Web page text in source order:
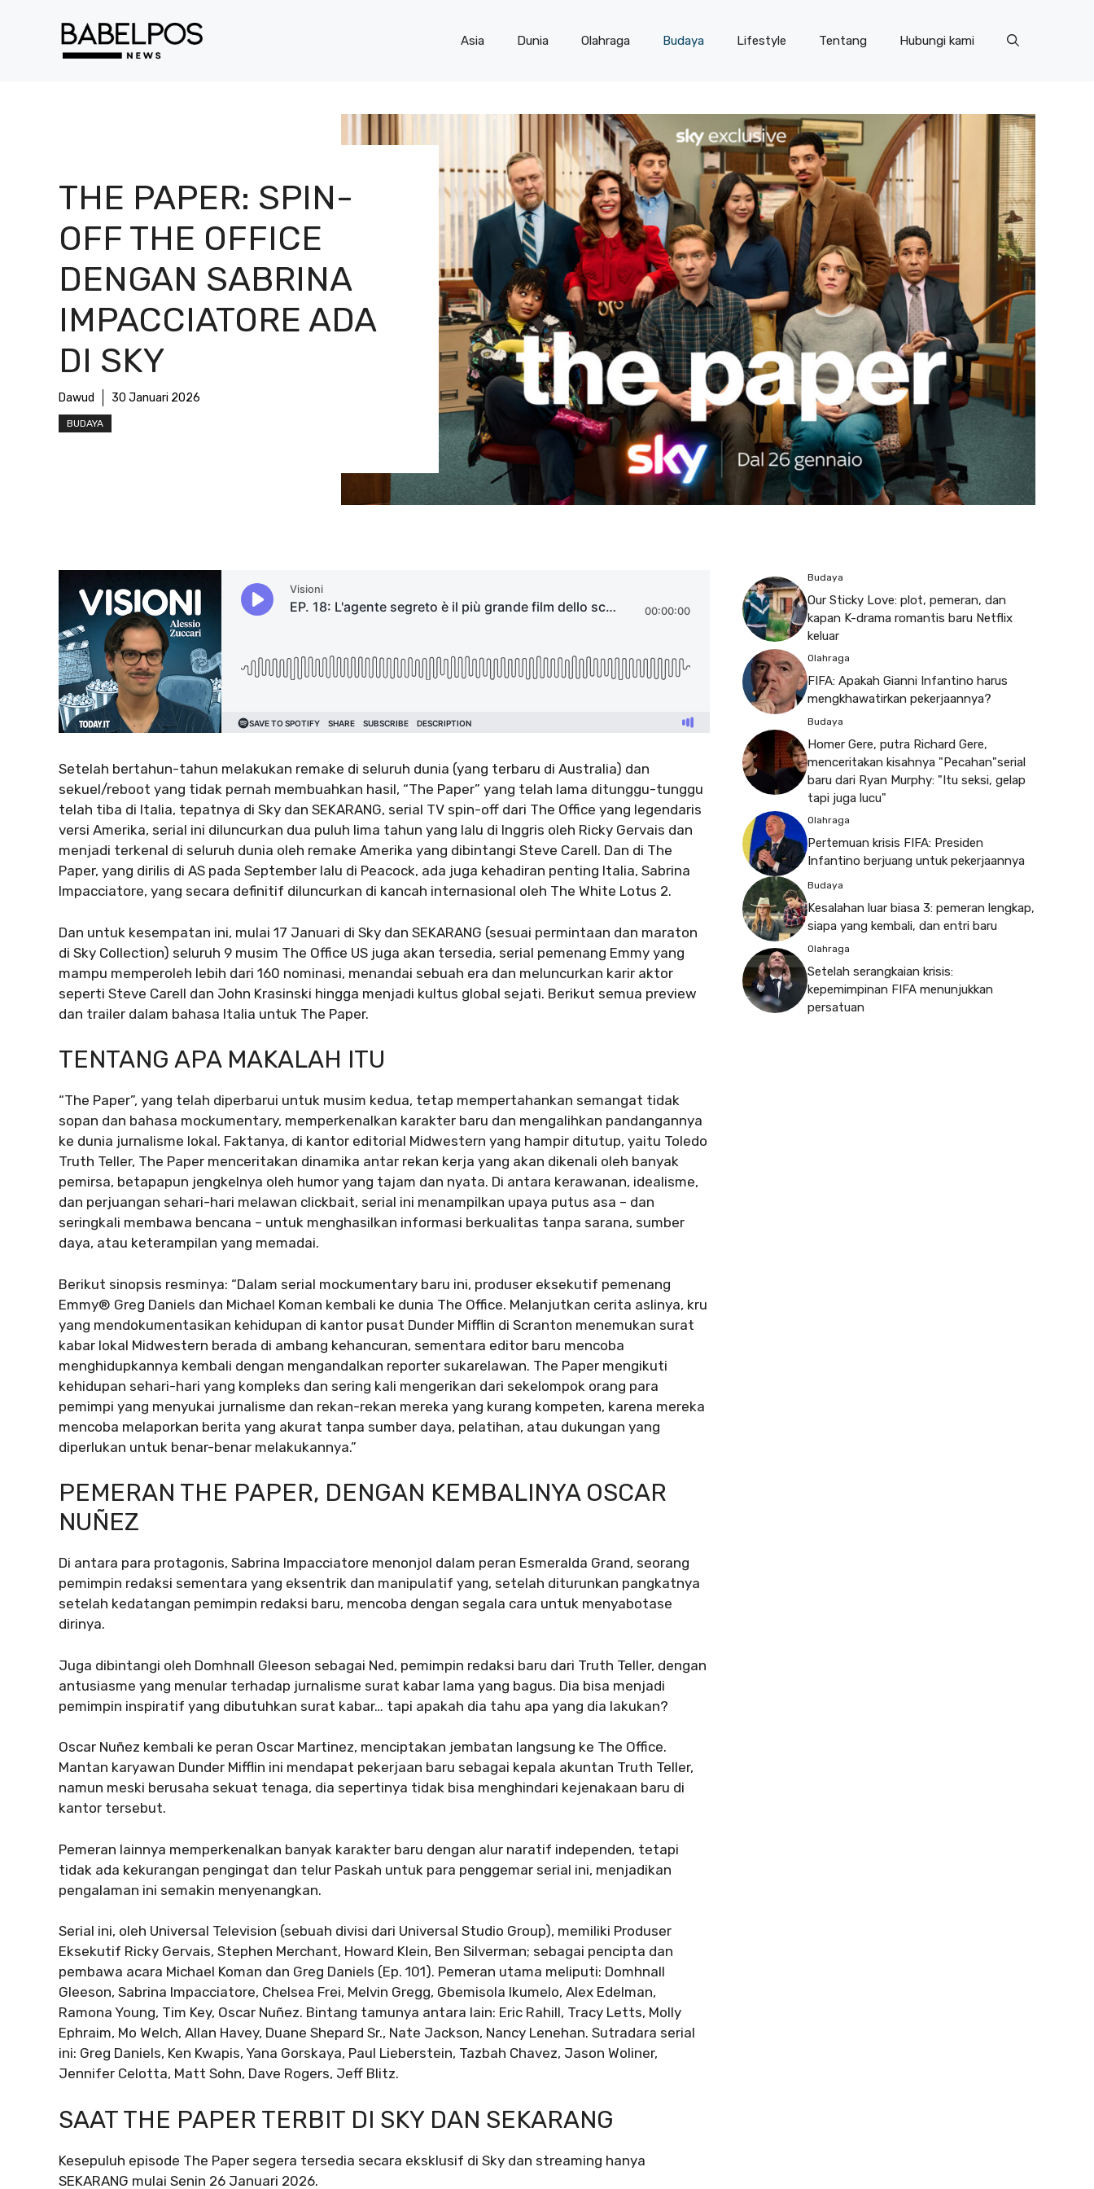
Asia Dunia Olahraga Budaya Lifestyle Tentang Hubungi kami
THE PAPER: SPIN-
OFF THE OFFICE
DENGAN SABRINA
IMPACCIATORE ADA
DI SKY
Dawud 30 Januari 2026
BUDAYA
Setelah bertahun-tahun melakukan remake di seluruh dunia (yang terbaru di Australia) dan
sekuel/reboot yang tidak pernah membuahkan hasil, “The Paper” yang telah lama ditunggu-tunggu
telah tiba di Italia, tepatnya di Sky dan SEKARANG, serial TV spin-off dari The Office yang legendaris
versi Amerika, serial ini diluncurkan dua puluh lima tahun yang lalu di Inggris oleh Ricky Gervais dan
menjadi terkenal di seluruh dunia oleh remake Amerika yang dibintangi Steve Carell. Dan di The
Paper, yang dirilis di AS pada September lalu di Peacock, ada juga kehadiran penting Italia, Sabrina
Impacciatore, yang secara definitif diluncurkan di kancah internasional oleh The White Lotus 2.
Dan untuk kesempatan ini, mulai 17 Januari di Sky dan SEKARANG (sesuai permintaan dan maraton
di Sky Collection) seluruh 9 musim The Office US juga akan tersedia, serial pemenang Emmy yang
mampu memperoleh lebih dari 160 nominasi, menandai sebuah era dan meluncurkan karir aktor
seperti Steve Carell dan John Krasinski hingga menjadi kultus global sejati. Berikut semua preview
dan trailer dalam bahasa Italia untuk The Paper.
TENTANG APA MAKALAH ITU
“The Paper”, yang telah diperbarui untuk musim kedua, tetap mempertahankan semangat tidak
sopan dan bahasa mockumentary, memperkenalkan karakter baru dan mengalihkan pandangannya
ke dunia jurnalisme lokal. Faktanya, di kantor editorial Midwestern yang hampir ditutup, yaitu Toledo
Truth Teller, The Paper menceritakan dinamika antar rekan kerja yang akan dikenali oleh banyak
pemirsa, betapapun jengkelnya oleh humor yang tajam dan nyata. Di antara kerawanan, idealisme,
dan perjuangan sehari-hari melawan clickbait, serial ini menampilkan upaya putus asa – dan
seringkali membawa bencana – untuk menghasilkan informasi berkualitas tanpa sarana, sumber
daya, atau keterampilan yang memadai.
Berikut sinopsis resminya: “Dalam serial mockumentary baru ini, produser eksekutif pemenang
Emmy® Greg Daniels dan Michael Koman kembali ke dunia The Office. Melanjutkan cerita aslinya, kru
yang mendokumentasikan kehidupan di kantor pusat Dunder Mifflin di Scranton menemukan surat
kabar lokal Midwestern berada di ambang kehancuran, sementara editor baru mencoba
menghidupkannya kembali dengan mengandalkan reporter sukarelawan. The Paper mengikuti
kehidupan sehari-hari yang kompleks dan sering kali mengerikan dari sekelompok orang para
pemimpi yang menyukai jurnalisme dan rekan-rekan mereka yang kurang kompeten, karena mereka
mencoba melaporkan berita yang akurat tanpa sumber daya, pelatihan, atau dukungan yang
diperlukan untuk benar-benar melakukannya.”
PEMERAN THE PAPER, DENGAN KEMBALINYA OSCAR
NUÑEZ
Di antara para protagonis, Sabrina Impacciatore menonjol dalam peran Esmeralda Grand, seorang
pemimpin redaksi sementara yang eksentrik dan manipulatif yang, setelah diturunkan pangkatnya
setelah kedatangan pemimpin redaksi baru, mencoba dengan segala cara untuk menyabotase
dirinya.
Juga dibintangi oleh Domhnall Gleeson sebagai Ned, pemimpin redaksi baru dari Truth Teller, dengan
antusiasme yang menular terhadap jurnalisme surat kabar lama yang bagus. Dia bisa menjadi
pemimpin inspiratif yang dibutuhkan surat kabar… tapi apakah dia tahu apa yang dia lakukan?
Oscar Nuñez kembali ke peran Oscar Martinez, menciptakan jembatan langsung ke The Office.
Mantan karyawan Dunder Mifflin ini mendapat pekerjaan baru sebagai kepala akuntan Truth Teller,
namun meski berusaha sekuat tenaga, dia sepertinya tidak bisa menghindari kejenakaan baru di
kantor tersebut.
Pemeran lainnya memperkenalkan banyak karakter baru dengan alur naratif independen, tetapi
tidak ada kekurangan pengingat dan telur Paskah untuk para penggemar serial ini, menjadikan
pengalaman ini semakin menyenangkan.
Serial ini, oleh Universal Television (sebuah divisi dari Universal Studio Group), memiliki Produser
Eksekutif Ricky Gervais, Stephen Merchant, Howard Klein, Ben Silverman; sebagai pencipta dan
pembawa acara Michael Koman dan Greg Daniels (Ep. 101). Pemeran utama meliputi: Domhnall
Gleeson, Sabrina Impacciatore, Chelsea Frei, Melvin Gregg, Gbemisola Ikumelo, Alex Edelman,
Ramona Young, Tim Key, Oscar Nuñez. Bintang tamunya antara lain: Eric Rahill, Tracy Letts, Molly
Ephraim, Mo Welch, Allan Havey, Duane Shepard Sr., Nate Jackson, Nancy Lenehan. Sutradara serial
ini: Greg Daniels, Ken Kwapis, Yana Gorskaya, Paul Lieberstein, Tazbah Chavez, Jason Woliner,
Jennifer Celotta, Matt Sohn, Dave Rogers, Jeff Blitz.
SAAT THE PAPER TERBIT DI SKY DAN SEKARANG
Kesepuluh episode The Paper segera tersedia secara eksklusif di Sky dan streaming hanya
SEKARANG mulai Senin 26 Januari 2026.
Budaya
Our Sticky Love: plot, pemeran, dan
kapan K-drama romantis baru Netflix
keluar
Olahraga
FIFA: Apakah Gianni Infantino harus
mengkhawatirkan pekerjaannya?
Budaya
Homer Gere, putra Richard Gere,
menceritakan kisahnya "Pecahan"serial
baru dari Ryan Murphy: "Itu seksi, gelap
tapi juga lucu"
Olahraga
Pertemuan krisis FIFA: Presiden
Infantino berjuang untuk pekerjaannya
Budaya
Kesalahan luar biasa 3: pemeran lengkap,
siapa yang kembali, dan entri baru
Olahraga
Setelah serangkaian krisis:
kepemimpinan FIFA menunjukkan
persatuan